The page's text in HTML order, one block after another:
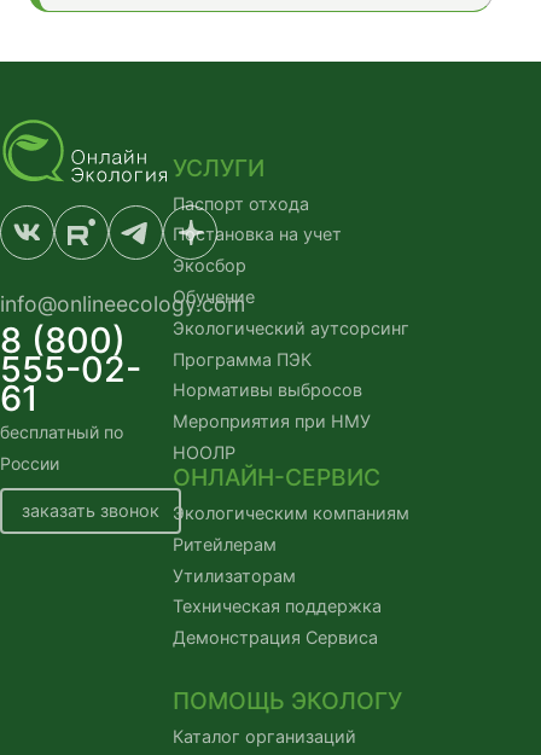
info@onlineecology.com
8 (800)
555-02-
61
бесплатный по
России
заказать звонок
УСЛУГИ
Паспорт отхода
Постановка на учет
Экосбор
Обучение
Экологический аутсорсинг
Программа ПЭК
Нормативы выбросов
Мероприятия при НМУ
НООЛР
ОНЛАЙН-СЕРВИС
Экологическим компаниям
Ритейлерам
Утилизаторам
Техническая поддержка
Демонстрация Сервиса
ПОМОЩЬ ЭКОЛОГУ
Каталог организаций